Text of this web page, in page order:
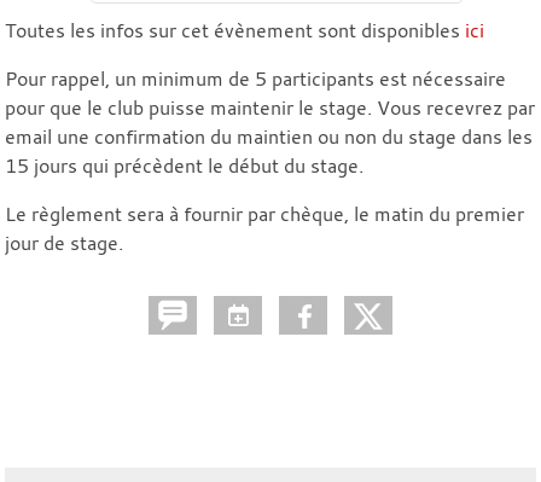
Toutes les infos sur cet évènement sont disponibles ici
Pour rappel, un minimum de 5 participants est nécessaire
pour que le club puisse maintenir le stage. Vous recevrez par
email une confirmation du maintien ou non du stage dans les
15 jours qui précèdent le début du stage.
Le règlement sera à fournir par chèque, le matin du premier
jour de stage.